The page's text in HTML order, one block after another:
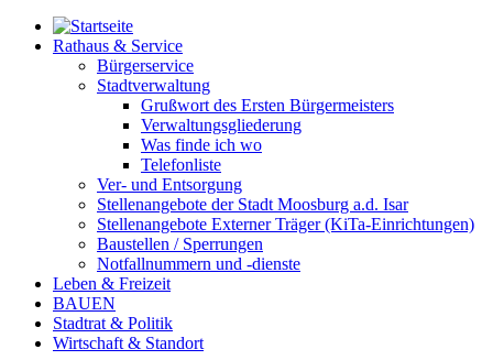
Rathaus & Service
Bürgerservice
Stadtverwaltung
Grußwort des Ersten Bürgermeisters
Verwaltungsgliederung
Was finde ich wo
Telefonliste
Ver- und Entsorgung
Stellenangebote der Stadt Moosburg a.d. Isar
Stellenangebote Externer Träger (KiTa-Einrichtungen)
Baustellen / Sperrungen
Notfallnummern und -dienste
Leben & Freizeit
BAUEN
Stadtrat & Politik
Wirtschaft & Standort